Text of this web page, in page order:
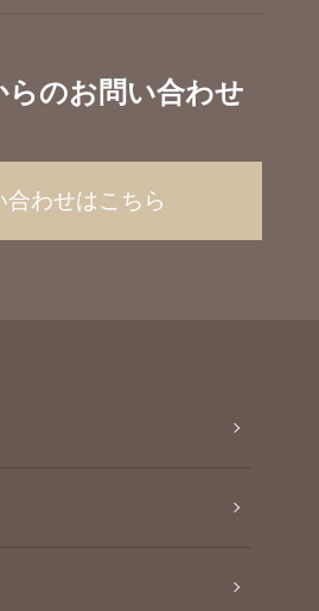
らのお問い合わせ
合わせはこちら